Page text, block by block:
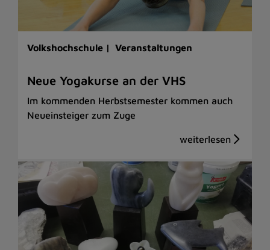
Volkshochschule | Veranstaltungen
Neue Yogakurse an der VHS
Im kommenden Herbstsemester kommen auch
Neueinsteiger zum Zuge